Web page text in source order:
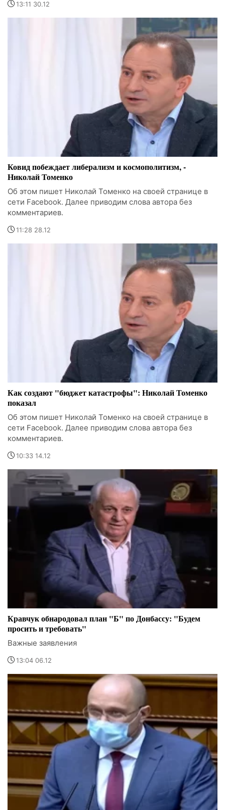
13:11 30.12
Ковид побеждает либерализм и космополитизм, -
Николай Томенко
Об этом пишет Николай Томенко на своей странице в
сети Facebook. Далее приводим слова автора без
комментариев.
11:28 28.12
Как создают "бюджет катастрофы": Николай Томенко
показал
Об этом пишет Николай Томенко на своей странице в
сети Facebook. Далее приводим слова автора без
комментариев.
10:33 14.12
Кравчук обнародовал план "Б" по Донбассу: "Будем
просить и требовать"
Важные заявления
13:04 06.12